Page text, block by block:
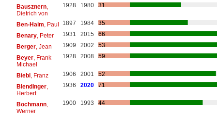
Bausznern,
Dietrich von
1928 1980 31
Ben-Haim , Paul 1897 1984
35
Benary, Peter 1931 2015
66
Berger, Jean 1909 2002
53
Beyer, Frank
Michael
1928 2008 59
Biebl, Franz 1906 2001
52
Blendinger,
Herbert
1936 2020 71
Bochmann,
Werner
1900 1993 44